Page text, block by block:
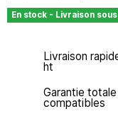
En stock - Livraison
Livraison
ht
Garantie
compatibles